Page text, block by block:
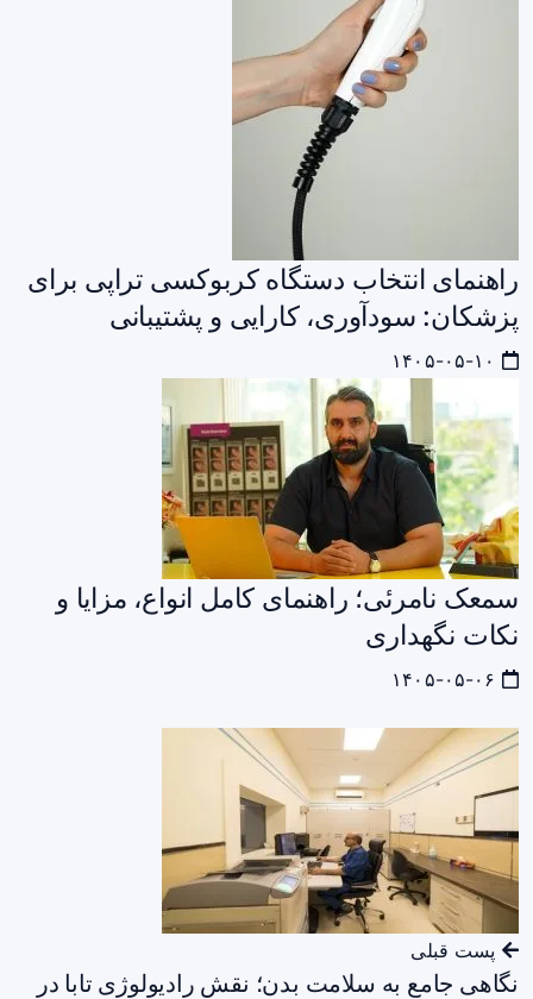
راهنمای انتخاب دستگاه کربوکسی‌ تراپی برای
پزشکان: سودآوری، کارایی و پشتیبانی
سمعک نامرئی؛ راهنمای کامل انواع، مزایا و
نکات نگهداری
پست قبلی
نگاهی جامع به سلامت بدن؛ نقش رادیولوژی تابا در